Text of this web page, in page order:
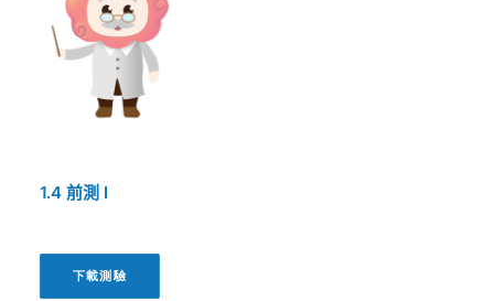
1.4 前測 I
下載測驗